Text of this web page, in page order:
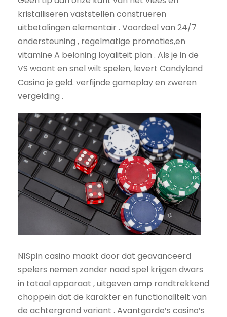
kristalliseren vaststellen construeren
uitbetalingen elementair . Voordeel van 24/7
ondersteuning , regelmatige promoties,en
vitamine A beloning loyaliteit plan . Als je in de
VS woont en snel wilt spelen, levert Candyland
Casino je geld. verfijnde gameplay en zweren
vergelding .
N1Spin casino maakt door dat geavanceerd
spelers nemen zonder naad spel krijgen dwars
in totaal apparaat , uitgeven amp rondtrekkend
choppein dat de karakter en functionaliteit van
de achtergrond variant . Avantgarde’s casino’s